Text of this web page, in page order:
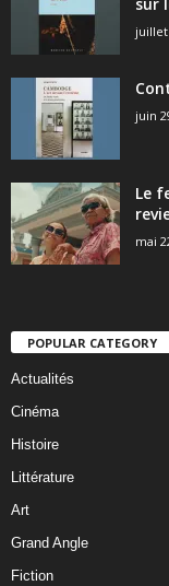
juillet
juin
Le
mai
POPULAR CATEGORY
Actualités
Cinéma
Histoire
Littérature
Art
Grand Angle
Fiction